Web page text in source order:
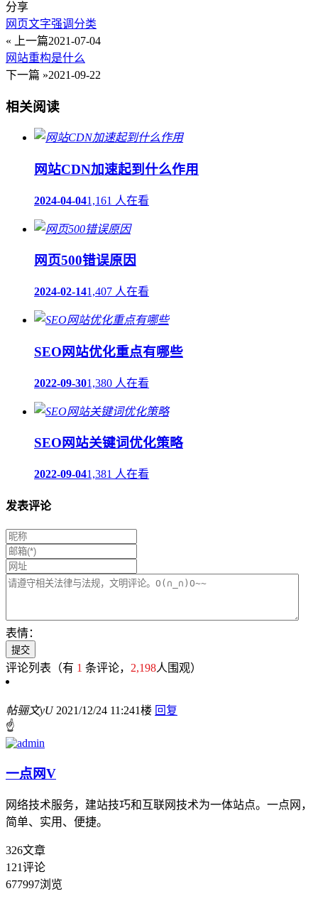
分享
网页文字强调分类
« 上一篇2021-07-04
网站重构是什么
下一篇 »2021-09-22
相关阅读
网站CDN加速起到什么作用
2024-04-041,161 人在看
网页500错误原因
2024-02-141,407 人在看
SEO网站优化重点有哪些
2022-09-301,380 人在看
SEO网站关键词优化策略
2022-09-041,381 人在看
发表评论
表情：
评论列表 （有 1 条评论， 2,198人围观）
帖骊文yU 2021/12/24 11:241楼 回复
☝️
一点网V
网络技术服务，建站技巧和互联网技术为一体站点。一点网，
简单、实用、便捷。
326文章
121评论
677997浏览